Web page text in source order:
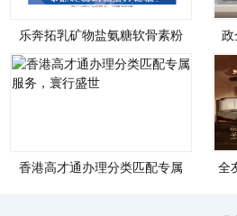
乐奔拓乳矿物盐氨糖软骨素粉
政
香港高才通办理分类匹配专属
全